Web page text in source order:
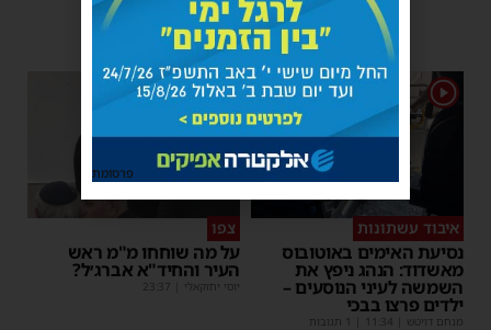
1
איבוד עשתונות
נסיעת האימים באוטובוס
מאשדוד: הנהג ניפץ את
השמשה לעיני הנוסעים –
ילדים פרצו בבכי
מנחם דויטש 11:34
1
צפו
על מה שוחחו מ"מ ראש
העיר והחיד"א אברג׳ל?
יוסי יחזקאלי 23:37
פרסומת